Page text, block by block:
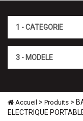
Accueil > Produits >
ELECTRIQUE